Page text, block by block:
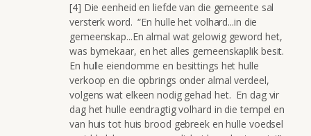
[4] Die eenheid en liefde van die gemeente sal
versterk word. “En hulle het volhard...in die
gemeenskap...En almal wat gelowig geword het,
was bymekaar, en het alles gemeenskaplik besit.
En hulle eiendomme en besittings het hulle
verkoop en die opbrings onder almal verdeel,
volgens wat elkeen nodig gehad het. En dag vir
dag het hulle eendragtig volhard in die tempel en
van huis tot huis brood gebreek en hulle voedsel